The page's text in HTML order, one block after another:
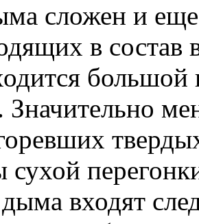
сложен и
в состав
большой
Значительно
сухой
входят